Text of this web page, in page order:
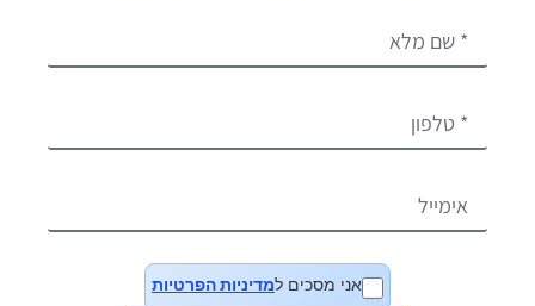
אני מסכים למדיניות הפרטיות